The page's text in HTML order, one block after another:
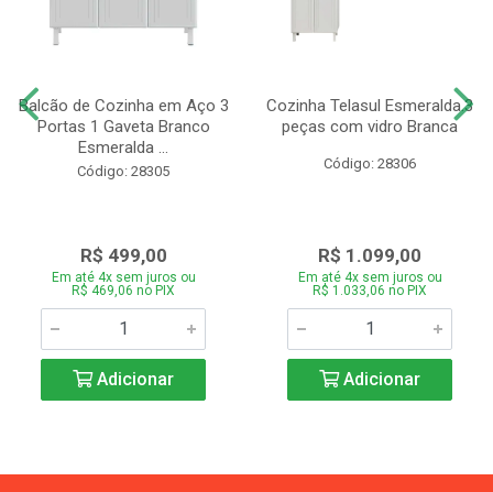
Balcão de Cozinha em Aço 3
Portas 1 Gaveta Branco
Esmeralda ...
Código: 28305
R$ 499,00
Em até 4x sem juros ou
R$ 469,06 no PIX
Adicionar
Cozinha Telasul Esmeralda.3
peças com vidro Branca
Código: 28306
R$ 1.099,00
Em até 4x sem juros ou
R$ 1.033,06 no PIX
Adicionar